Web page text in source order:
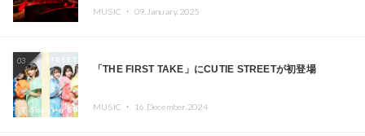
Kza（FORCE OF NATURE）ら日本を代表するDJ・クリ
MUSIC ・ 09.January.2025
03
「THE FIRST TAKE」にCUTIE STREETが初登場
MUSIC ・ 16.December.2024